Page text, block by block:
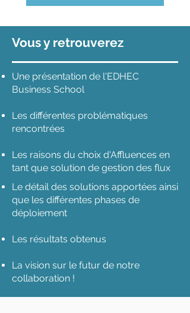
Vous y retrouverez
Une présentation de l'EDHEC
Business School
Les différentes problématiques
rencontrées
Les raisons du choix d'Affluences en
tant que solution de gestion des flux
Le détail des solutions apportées ainsi
que les différentes phases de
déploiement
Les résultats obtenus
La vision sur le futur de notre
collaboration !